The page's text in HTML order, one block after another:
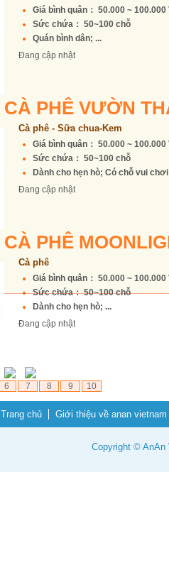
Giá bình quân： 50.000 ~ 100.000
Sức chứa： 50~100 chỗ
Quán bình dân; ...
Đang cập nhật
CÀ PHÊ VƯỜN
Cà phê - Sữa chua-Kem
Giá bình quân： 50.000 ~ 100.000
Sức chứa： 50~100 chỗ
Dành cho hẹn hò; Có chỗ vui
Đang cập nhật
CÀ PHÊ
Cà phê
Giá bình quân： 50.000 ~ 100.000
Sức chứa： 50~100 chỗ
Dành cho hẹn hò; ...
Đang cập nhật
6 7 8 9 10
Trang chủ Giới thiệu về anan vietnam
Copyright © AnAn